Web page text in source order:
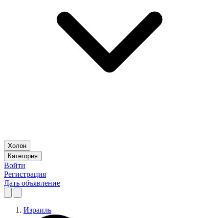
Холон
Категория
Войти
Регистрация
Дать объявление
Израиль